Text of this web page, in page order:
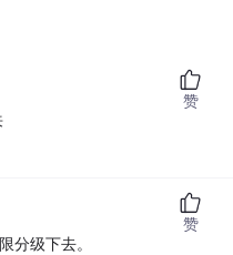
赞
分级下去。
赞